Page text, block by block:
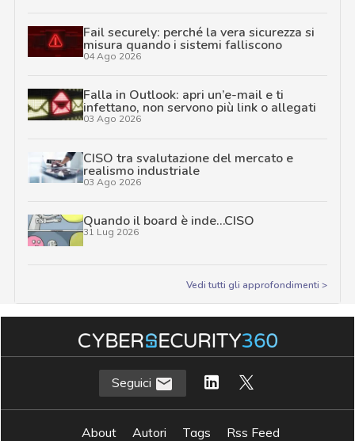
Fail securely: perché la vera sicurezza si
misura quando i sistemi falliscono
04 Ago 2026
Falla in Outlook: apri un’e-mail e ti
infettano, non servono più link o allegati
03 Ago 2026
CISO tra svalutazione del mercato e
realismo industriale
03 Ago 2026
Quando il board è inde…CISO
31 Lug 2026
Vedi tutti gli approfondimenti >
Seguici
About Autori Tags
Rss Feed